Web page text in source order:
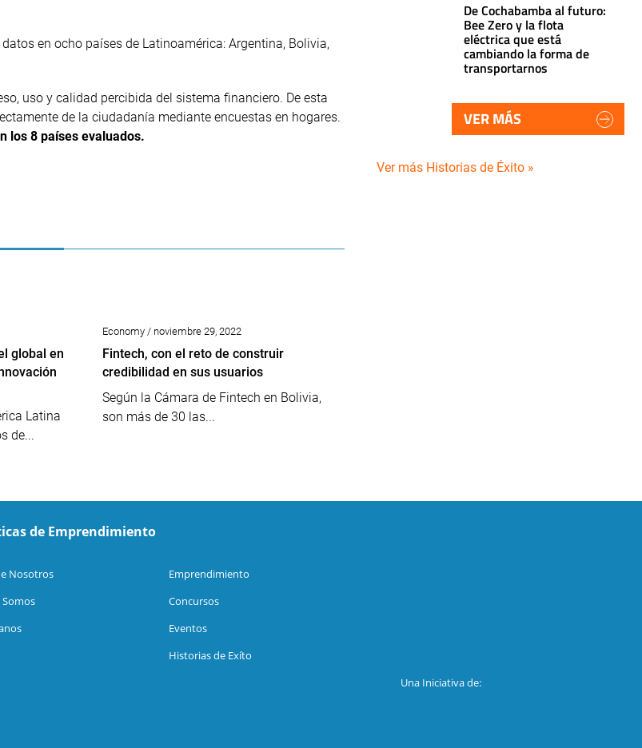
en ocho países de Latinoamérica: Argentina, Bolivia,
uso y calidad percibida del sistema financiero. De esta
de la ciudadanía mediante encuestas en hogares.
los 8 países evaluados.
global en
Latina
de...
Economy / noviembre 29, 2022
Fintech, con el reto de construir
credibilidad en sus usuarios
Según la Cámara de Fintech en Bolivia,
son más de 30 las...
De Cochabamba al futuro:
Bee Zero y la flota
eléctrica que está
cambiando la forma de
transportarnos
VER MÁS
Ver más Historias de Éxito »
de Emprendimiento
Nosotros
Emprendimiento
Concursos
Eventos
Historias de Exíto
Una Iniciativa de: